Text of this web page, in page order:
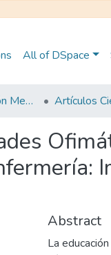
All of DSpace
Maestría en Educación Mención en Pedagogía en Entornos Digitales Artículos
Abstract
La